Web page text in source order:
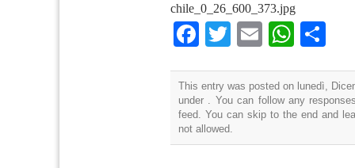
chile_0_26_600_373.jpg
Facebook
TwitterEmail
This entry was posted on lunedì,
under . You can follow any
feed. You can skip to the end and
not allowed.